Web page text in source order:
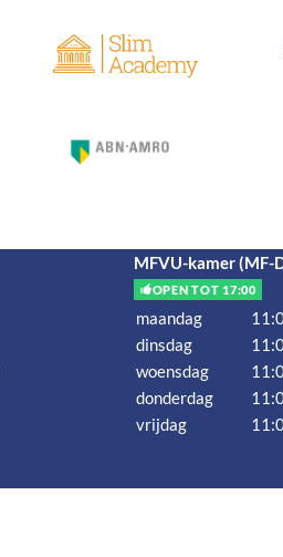
MFVU-kamer (MF-
OPEN TOT 17:00
maandag
dinsdag
woensdag
donderdag
vrijdag